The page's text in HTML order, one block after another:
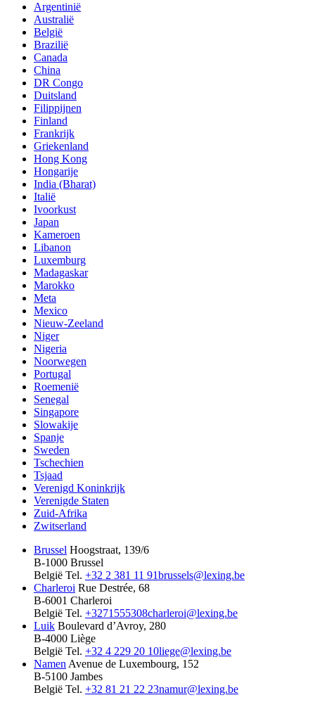
Argentinië
Australië
België
Brazilië
Canada
China
DR Congo
Duitsland
Filippijnen
Finland
Frankrijk
Griekenland
Hong Kong
Hongarije
India (Bharat)
Italië
Ivoorkust
Japan
Kameroen
Libanon
Luxemburg
Madagaskar
Marokko
Meta
Mexico
Nieuw-Zeeland
Niger
Nigeria
Noorwegen
Portugal
Roemenië
Senegal
Singapore
Slowakije
Spanje
Sweden
Tschechien
Tsjaad
Verenigd Koninkrijk
Verenigde Staten
Zuid-Afrika
Zwitserland
Brussel Hoogstraat, 139/6
B-1000 Brussel
België Tel. +32 2 381 11 91brussels@lexing.be
Charleroi Rue Destrée, 68
B-6001 Charleroi
België Tel. +3271555308charleroi@lexing.be
Luik Boulevard d’Avroy, 280
B-4000 Liège
België Tel. +32 4 229 20 10liege@lexing.be
Namen Avenue de Luxembourg, 152
B-5100 Jambes
België Tel. +32 81 21 22 23namur@lexing.be